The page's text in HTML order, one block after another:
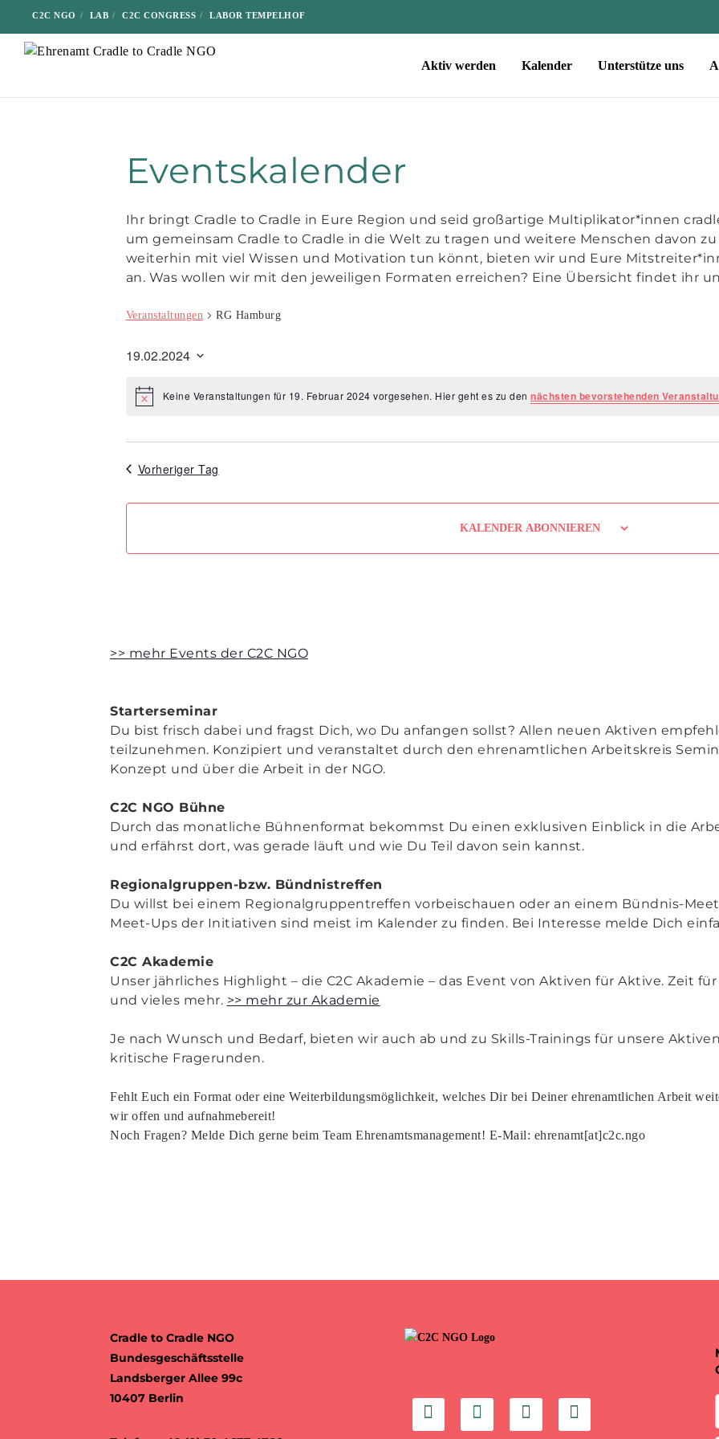
C2C NGO LAB C2C CONGRESS LABOR TEMPELHOF
Aktiv werden Kalender Unterstütze uns
Eventskalender
Ihr bringt Cradle to Cradle in Eure Region und seid großartige Multiplikator*innen
um gemeinsam Cradle to Cradle in die Welt zu tragen und weitere Menschen davon
weiterhin mit viel Wissen und Motivation tun könnt, bieten wir und Eure
an. Was wollen wir mit den jeweiligen Formaten erreichen? Eine Übersicht findet ihr
Veranstaltungen RG Hamburg
19.02.2024
wählen.
HinweisKeine Veranstaltungen für 19. Februar 2024 vorgesehen. Hier geht es zu den nächsten bevorstehenden
Vorheriger Tag
KALENDER ABONNIEREN
>> mehr Events der C2C NGO
Starterseminar
Du bist frisch dabei und fragst Dich, wo Du anfangen sollst? Allen neuen Aktiven
teilzunehmen. Konzipiert und veranstaltet durch den ehrenamtlichen Arbeitskreis
Konzept und über die Arbeit in der NGO.
C2C NGO Bühne
Durch das monatliche Bühnenformat bekommst Du einen exklusiven Einblick in die
und erfährst dort, was gerade läuft und wie Du Teil davon sein kannst.
Regionalgruppen-bzw. Bündnistreffen
Du willst bei einem Regionalgruppentreffen vorbeischauen oder an einem Bündnis-
Meet-Ups der Initiativen sind meist im Kalender zu finden. Bei Interesse melde Dich
C2C Akademie
Unser jährliches Highlight – die C2C Akademie – das Event von Aktiven für Aktive. Zeit
und vieles mehr. >> mehr zur Akademie
Je nach Wunsch und Bedarf, bieten wir auch ab und zu Skills-Trainings für unsere
kritische Fragerunden.
Fehlt Euch ein Format oder eine Weiterbildungsmöglichkeit, welches Dir bei Deiner ehrenamtlichen Arbeit
wir offen und aufnahmebereit!
Noch Fragen? Melde Dich gerne beim Team Ehrenamtsmanagement! E-Mail: ehrenamt[at]c2c.ngo
Cradle to Cradle NGO
Bundesgeschäftsstelle
Landsberger Allee 99c
10407 Berlin